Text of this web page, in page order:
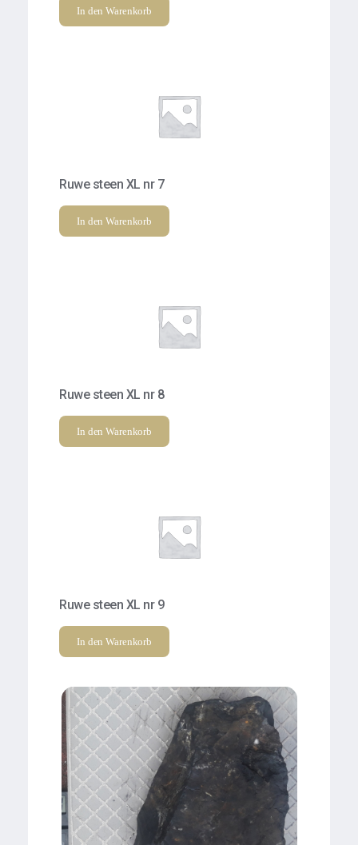
In den Warenkorb
Ruwe steen XL nr 7
In den Warenkorb
Ruwe steen XL nr 8
In den Warenkorb
Ruwe steen XL nr 9
In den Warenkorb